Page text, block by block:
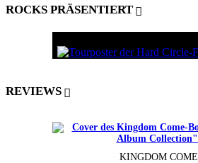
ROCKS PRÄSENTIERT
REVIEWS
KINGDOM COME